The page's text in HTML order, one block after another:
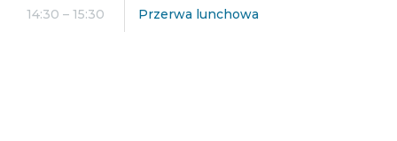
14:30 – 15:30 Przerwa lunchowa